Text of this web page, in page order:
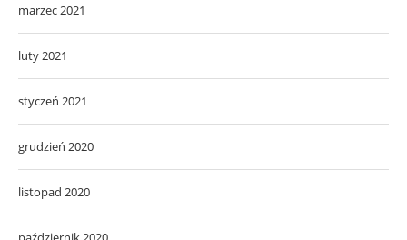
marzec 2021
luty 2021
styczeń 2021
grudzień 2020
listopad 2020